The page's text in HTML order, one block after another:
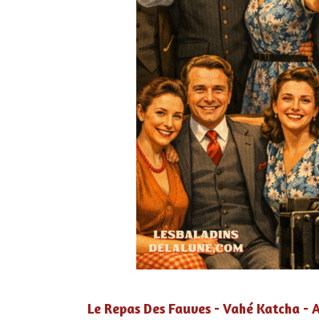
Le Repas Des Fauves - Vahé Katcha